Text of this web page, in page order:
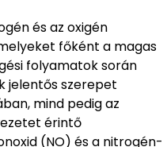
és az oxigén
főként a magas
folyamatok során
jelentős szerepet
mind pedig az
érintő
(NO) és a nitrogén-